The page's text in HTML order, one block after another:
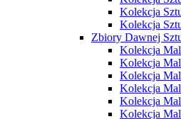
Kolekcja
Kolekcja
Zbiory Dawnej
Kolekcja
Kolekcja
Kolekcja
Kolekcja
Kolekcja
Kolekcja